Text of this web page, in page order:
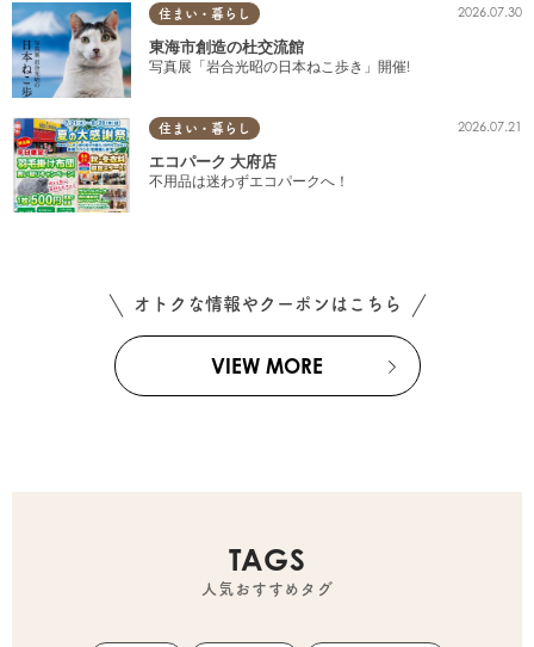
住まい・暮らし 2026.07.30
東海市創造の杜交流館
写真展「岩合光昭の日本ねこ歩き」開催!
住まい・暮らし 2026.07.21
エコパーク 大府店
不用品は迷わずエコパークへ！
オトクな情報やクーポンはこちら
VIEW MORE
TAGS
人気おすすめタグ